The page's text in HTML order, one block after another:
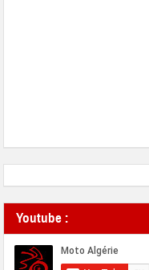
Youtube :